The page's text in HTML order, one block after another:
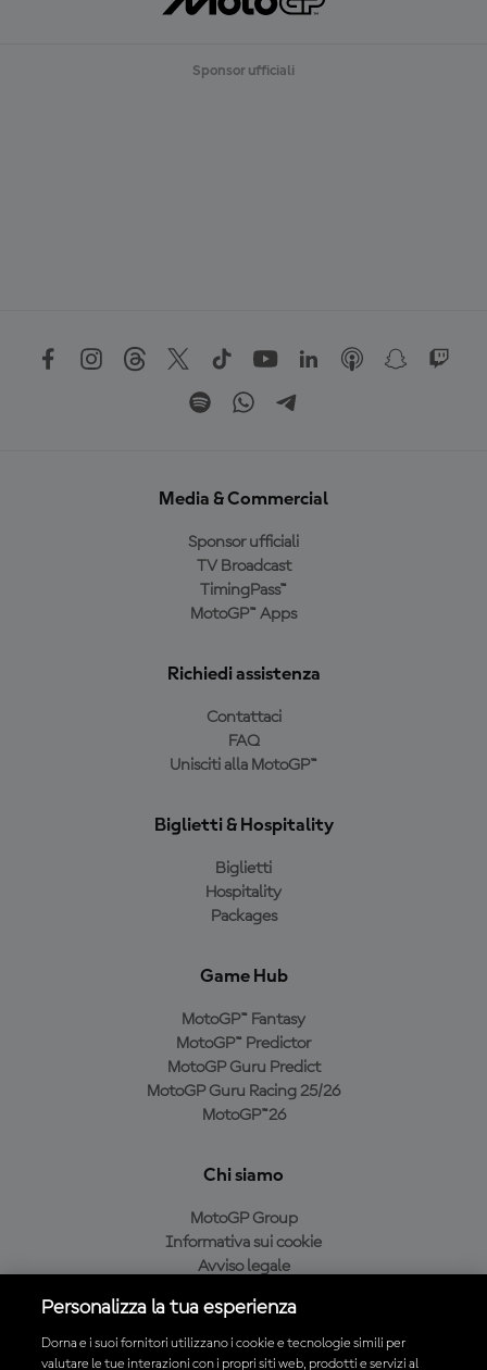
Sponsor ufficiali
Media & Commercial
Sponsor ufficiali
TV Broadcast
TimingPass™
MotoGP™ Apps
Richiedi assistenza
Contattaci
FAQ
Unisciti alla MotoGP™
Biglietti & Hospitality
Biglietti
Hospitality
Packages
Game Hub
MotoGP™ Fantasy
MotoGP™ Predictor
MotoGP Guru Predict
MotoGP Guru Racing 25/26
MotoGP™26
Chi siamo
MotoGP Group
Informativa sui cookie
Avviso legale
Condizioni di acquisto
Personalizza la tua esperienza
Dorna e i suoi fornitori utilizzano i cookie e tecnologie simili per
valutare le tue interazioni con i propri siti web, prodotti e servizi al